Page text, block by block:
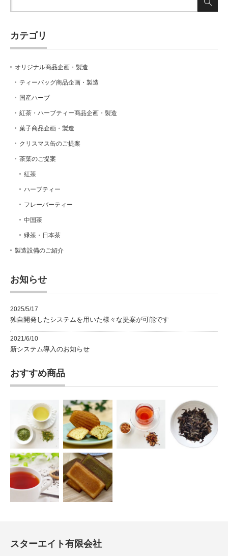
カテゴリ
オリジナル商品企画・製造
ティーバッグ商品企画・製造
国産ハーブ
紅茶・ハーブティー商品企画・製造
菓子商品企画・製造
クリスマス缶のご提案
茶葉のご提案
紅茶
ハーブティー
フレーバーティー
中国茶
緑茶・日本茶
製造設備のご紹介
お知らせ
2025/5/17
独自開発したシステムを用いた様々な提案が可能です
2021/6/10
新システム導入のお知らせ
おすすめ商品
スターエイト有限会社